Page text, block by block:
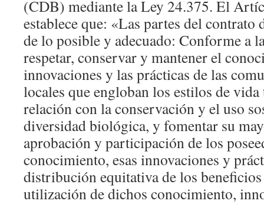
(CDB) mediante la Ley 24.375. El
establece que: «Las partes del contrato
de lo posible y adecuado: Conforme a
respetar, conservar y mantener el
innovaciones y las prácticas de las
locales que engloban los estilos de
relación con la conservación y el uso
diversidad biológica, y fomentar su
aprobación y participación de los
conocimiento, esas innovaciones y
distribución equitativa de los
utilización de dichos conocimiento,